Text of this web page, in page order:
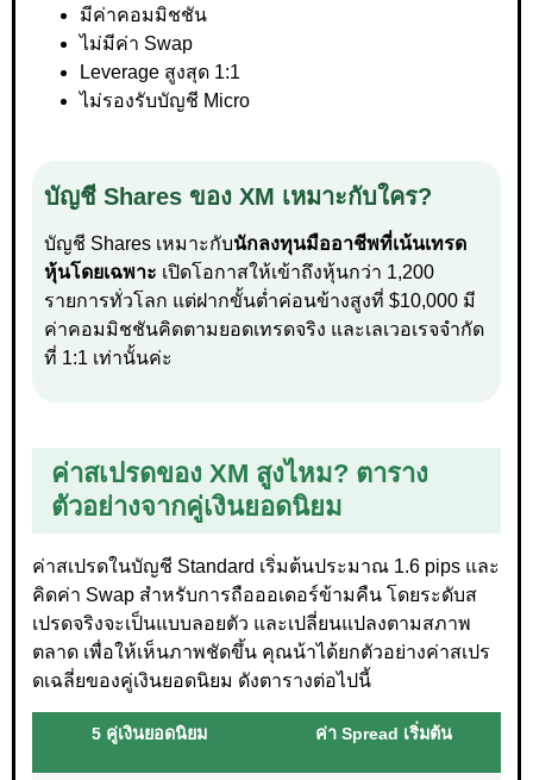
มีค่าคอมมิชชัน
ไม่มีค่า Swap
Leverage สูงสุด 1:1
ไม่รองรับบัญชี Micro
บัญชี Shares ของ XM เหมาะกับใคร?
บัญชี Shares เหมาะกับนักลงทุนมืออาชีพที่เน้นเทรด
หุ้นโดยเฉพาะ เปิดโอกาสให้เข้าถึงหุ้นกว่า 1,200
รายการทั่วโลก แต่ฝากขั้นต่ำค่อนข้างสูงที่ $10,000 มี
ค่าคอมมิชชันคิดตามยอดเทรดจริง และเลเวอเรจจำกัด
ที่ 1:1 เท่านั้นค่ะ
ค่าสเปรดของ XM สูงไหม? ตาราง
ตัวอย่างจากคู่เงินยอดนิยม
ค่าสเปรดในบัญชี Standard เริ่มต้นประมาณ 1.6 pips และ
คิดค่า Swap สำหรับการถือออเดอร์ข้ามคืน โดยระดับส
เปรดจริงจะเป็นแบบลอยตัว และเปลี่ยนแปลงตามสภาพ
ตลาด เพื่อให้เห็นภาพชัดขึ้น คุณน้าได้ยกตัวอย่างค่าสเปร
ดเฉลี่ยของคู่เงินยอดนิยม ดังตารางต่อไปนี้
5 คู่เงินยอดนิยม ค่า Spread เริ่มต้น